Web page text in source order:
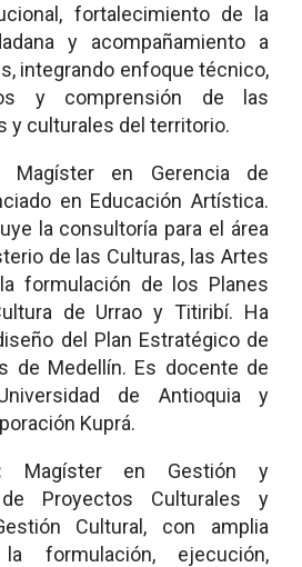
fortalecimiento de la
y acompañamiento a
integrando enfoque técnico,
y comprensión de las
y culturales del territorio.
Magíster en Gerencia de
en Educación Artística.
la consultoría para el área
de las Culturas, las Artes
formulación de los Planes
de Urrao y Titiribí. Ha
del Plan Estratégico de
de Medellín. Es docente de
de Antioquia y
Kuprá.
Magíster en Gestión y
de Proyectos Culturales y
Cultural, con amplia
formulación, ejecución,